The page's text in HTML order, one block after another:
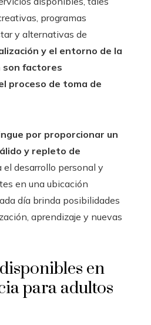
programas
y alternativas de
y el entorno de la
son factores
proceso de toma de
por proporcionar un
y repleto de
el desarrollo personal y
en una ubicación
día brinda posibilidades
aprendizaje y nuevas
en
para adultos